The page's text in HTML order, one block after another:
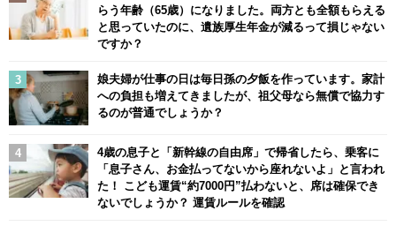
らう年齢（65歳）になりました。両方とも全額もらえる
と思っていたのに、遺族厚生年金が減るって損じゃない
ですか？
娘夫婦が仕事の日は毎日孫の夕飯を作っています。家計
への負担も増えてきましたが、祖父母なら無償で協力す
るのが普通でしょうか？
4歳の息子と「新幹線の自由席」で帰省したら、乗客に
「息子さん、お金払ってないから座れないよ」と言われ
た！ こども運賃“約7000円”払わないと、席は確保でき
ないでしょうか？ 運賃ルールを確認